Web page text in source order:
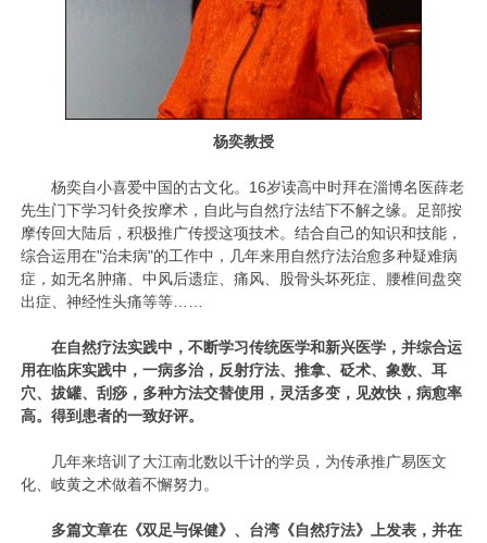
杨奕教授
杨奕自小喜爱中国的古文化。16岁读高中时拜在淄博名医薛老
先生门下学习针灸按摩术，自此与自然疗法结下不解之缘。足部按
摩传回大陆后，积极推广传授这项技术。结合自己的知识和技能，
综合运用在"治未病"的工作中，几年来用自然疗法治愈多种疑难病
症，如无名肿痛、中风后遗症、痛风、股骨头坏死症、腰椎间盘突
出症、神经性头痛等等……
在自然疗法实践中，不断学习传统医学和新兴医学，并综合运
用在临床实践中，一病多治，反射疗法、推拿、砭术、象数、耳
穴、拔罐、刮痧，多种方法交替使用，灵活多变，见效快，病愈率
高。得到患者的一致好评。
几年来培训了大江南北数以千计的学员，为传承推广易医文
化、岐黄之术做着不懈努力。
多篇文章在《双足与保健》、台湾《自然疗法》上发表，并在